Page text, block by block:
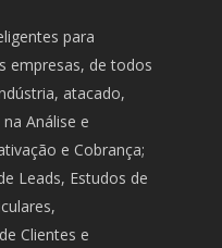
para
empresas, de todos
atacado,
Análise e
e Cobrança;
Leads, Estudos de
Clientes e